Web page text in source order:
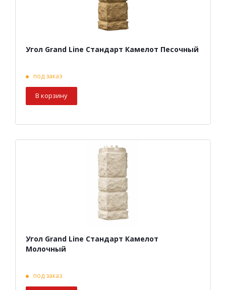
Угол Grand Line Стандарт Камелот Песочный
под заказ
В корзину
Угол Grand Line Стандарт Камелот
Молочный
под заказ